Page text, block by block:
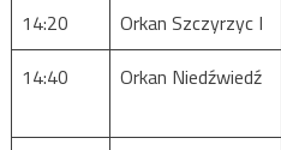
14:20
Orkan Szczyrzyc I
14:40
Orkan Niedźwiedź